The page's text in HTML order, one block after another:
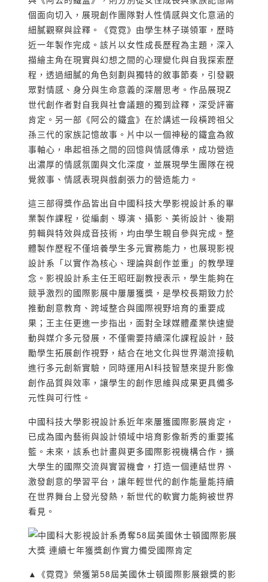
個面向切入，展現創作團隊對人性情感與文化意涵的
細膩觀察與詮釋。《霓霓》由學生林子瑛領軍，歷時
近一年製作完成。該片以女性成長歷程為主題，深入
描繪主角在現實與幻想之間的心理變化與自我探索歷
程，透過細膩的角色刻劃與獨特的敘事節奏，引發觀
眾對情感、身分與生命意義的深層思考。作品展現Z
世代創作者對自我與社會議題的獨到詮釋，深受評審
肯定。另一部《阿公的鐵盒》在於講述一段橫跨祖父
孫三代的家族記憶故事。片中以一個神秘的鐵盒為敘
事軸心，串起祖孫之間的回憶與情感傳承，成功營造
出濃厚的情感氛圍與文化深度，並展現學生團隊在視
覺敘事、情感表現與戲劇張力的營造能力。
這三部得獎作品皆出自中國科技大學影視設計系的畢
業製作課程，從編劇、導演、攝影、美術設計、後期
剪輯與特效與成音技術，均由學生親自參與完成。整
體製作歷程不僅培養學生多元實務能力，也展現影視
設計系「以實作為核心、理論與創作並重」的教學理
念。影視設計系主任王昭旺副教授表示，學生能夠在
競爭激烈的國際影展中屢屢獲獎，是學校長期致力於
推動創意教育、跨域整合與國際視野培育的重要成
果；王主任更進一步指出，面對全球媒體產業快速變
動與媒介多元發展，不僅需要持續深化課程設計，鼓
勵學生拓展創作視野，結合在地文化與世界潮流接軌
進行多元創新實驗，同時運用AI科技智慧來提升影像
創作品質與效率，讓學生的創作思維與成果更具備多
元性與可行性。
中國科技大學影視設計系近年來屢獲國際影展肯定，
已成為國內藝術與設計領域中培育影像新秀的重要搖
籃。未來，該系也計畫與更多國際影視機構合作，擴
大學生的國際交流與實習機會，打造一個連結世界、
激發創意的學習平台，讓年輕世代的創作能量能持續
在世界舞台上發光發熱，新世代的軟實力能夠被世界
看見。
▲《霓霓》榮獲第58屆美國休士頓國際影展銀獎的影